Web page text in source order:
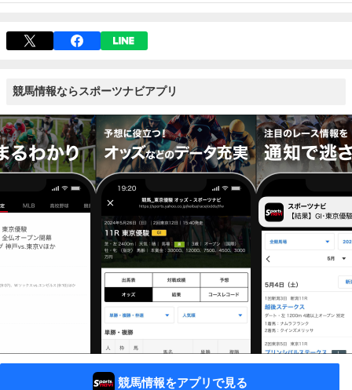
競馬情報ならスポーツナビアプリ
競馬情報をアプリで見る